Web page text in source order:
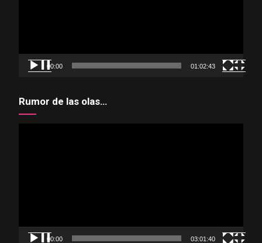
00:00 01:02:43
Rumor de las olas…
00:00 03:01:40